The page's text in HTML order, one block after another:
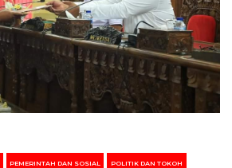
PEMERINTAH DAN SOSIAL POLITIK DAN TOKOH